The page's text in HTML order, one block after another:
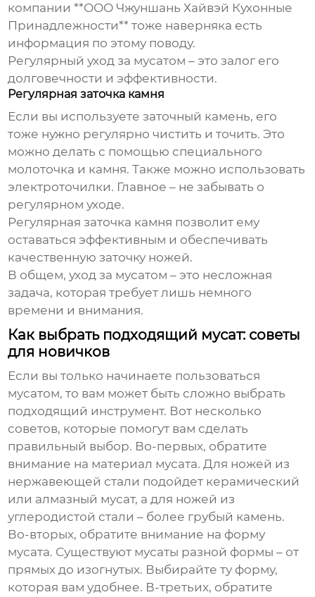
компании **ООО Чжуншань Хайвэй Кухонные
Принадлежности** тоже наверняка есть
информация по этому поводу.
Регулярный уход за мусатом – это залог его
долговечности и эффективности.
Регулярная заточка камня
Если вы используете заточный камень, его
тоже нужно регулярно чистить и точить. Это
можно делать с помощью специального
молоточка и камня. Также можно использовать
электроточилки. Главное – не забывать о
регулярном уходе.
Регулярная заточка камня позволит ему
оставаться эффективным и обеспечивать
качественную заточку ножей.
В общем, уход за мусатом – это несложная
задача, которая требует лишь немного
времени и внимания.
Как выбрать подходящий мусат: советы
для новичков
Если вы только начинаете пользоваться
мусатом, то вам может быть сложно выбрать
подходящий инструмент. Вот несколько
советов, которые помогут вам сделать
правильный выбор. Во-первых, обратите
внимание на материал мусата. Для ножей из
нержавеющей стали подойдет керамический
или алмазный мусат, а для ножей из
углеродистой стали – более грубый камень.
Во-вторых, обратите внимание на форму
мусата. Существуют мусаты разной формы – от
прямых до изогнутых. Выбирайте ту форму,
которая вам удобнее. В-третьих, обратите